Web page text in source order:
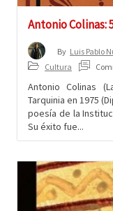
Antonio Colinas:
By Luis Pablo
Cultura
Antonio Colinas
Tarquinia en 1975
poesía de la
Su éxito fue...